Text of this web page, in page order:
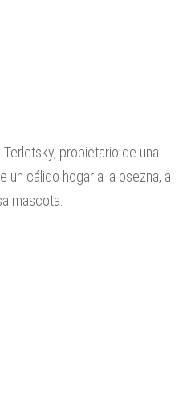
propietario de una
un cálido hogar a la osezna, a
mascota.